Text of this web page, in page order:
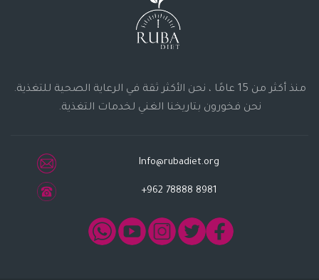
منذ أكثر من 15 عامًا ، نحن الأكثر ثقة في الرعاية الصحية للتغذية.
نحن فخورون بتاريخنا الغني لخدمات التغذية.
Info@rubadiet.org
+962 78888 8981